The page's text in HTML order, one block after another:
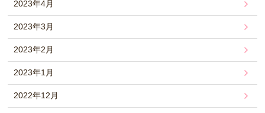
2023年4月
2023年3月
2023年2月
2023年1月
2022年12月